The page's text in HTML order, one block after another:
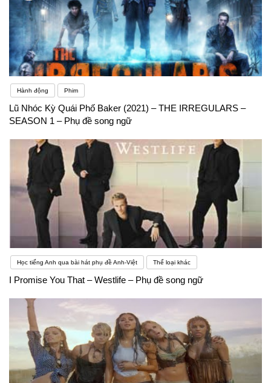
Hành động Phim
Lũ Nhóc Kỳ Quái Phố Baker (2021) – THE IRREGULARS –
SEASON 1 – Phụ đề song ngữ
Học tiếng Anh qua bài hát phụ đề Anh-Việt Thể loại khác
I Promise You That – Westlife – Phụ đề song ngữ